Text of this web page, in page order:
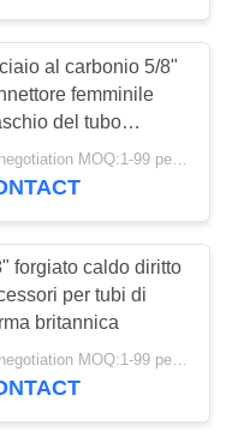
tubo
46
al carbonio 5/8"
femminile
del tubo
be negotiation MOQ:1-99 pezzi
forgiato caldo diritto
per tubi di
britannica
be negotiation MOQ:1-99 pezzi